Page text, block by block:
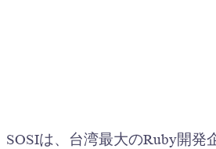
SOSIは、台湾最大のRuby開発